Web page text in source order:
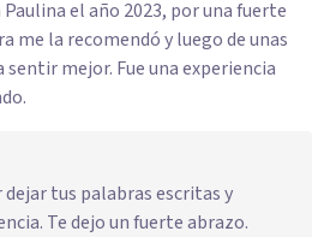
el año 2023, por una fuerte
me la recomendó y luego de unas
sentir mejor. Fue una experiencia
dejar tus palabras escritas y
Te dejo un fuerte abrazo.